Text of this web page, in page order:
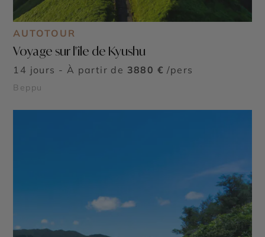
AUTOTOUR
Voyage sur l'île de Kyushu
14 jours - À partir de 3880 € /pers
Beppu